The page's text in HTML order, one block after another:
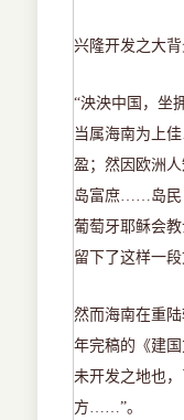
兴隆开发之大
“泱泱中国，坐
当属海南为上
盈；然因欧洲
岛富庶……岛民
葡萄牙耶稣会
留下了这样一段
然而海南在重
年完稿的《建
未开发之地也
方……”。